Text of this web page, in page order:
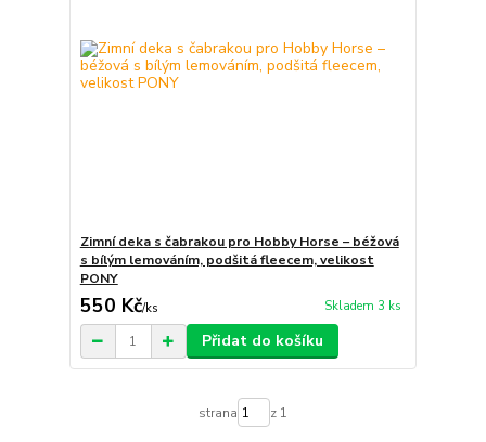
Zimní deka s čabrakou pro Hobby Horse – béžová
s bílým lemováním, podšitá fleecem, velikost
PONY
550 Kč/ks Skladem 3 ks
Přidat do košíku
strana z 1